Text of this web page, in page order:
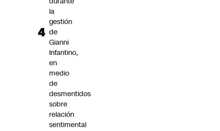
la
gestión
de
Gianni
Infantino,
en
medio
de
desmentidos
sobre
relación
sentimental